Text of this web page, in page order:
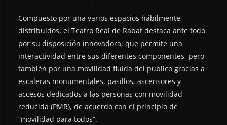
Compuesto por una varios espacios hábilmente
distribuidos, el Teatro Real de Rabat destaca ante todo
por su disposición innovadora, que permite una
interactividad entre sus diferentes componentes, pero
también por una movilidad fluida del público gracias a
escaleras monumentales, pasillos, ascensores y
accesos dedicados a las personas con movilidad
reducida (PMR), de acuerdo con el principio de
“movilidad para todos”.